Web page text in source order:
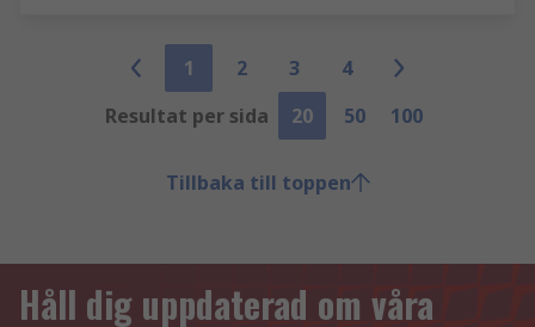
1 2 3
4
Resultat per sida
20 50 100
Tillbaka till toppen
Håll dig uppdaterad om våra